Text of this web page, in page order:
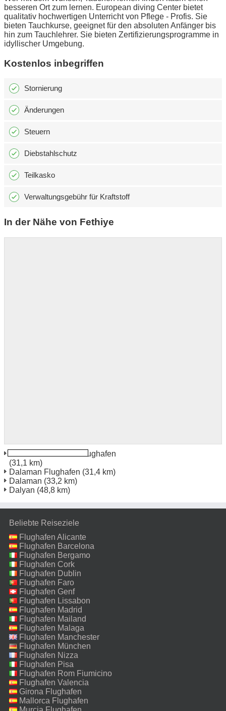
besseren Ort zum lernen. European diving Center bietet
qualitativ hochwertigen Unterricht von Pflege - Profis. Sie
bieten Tauchkurse, geeignet für den absoluten Anfänger bis
hin zum Tauchlehrer. Sie bieten Zertifizierungsprogramme in
idyllischer Umgebung.
Kostenlos inbegriffen
Stornierung
Änderungen
Steuern
Diebstahlschutz
Teilkasko
Verwaltungsgebühr für Kraftstoff
In der Nähe von Fethiye
Dalaman Domestic Flughafen
(31,1 km)
Dalaman Flughafen (31,4 km)
Dalaman (33,2 km)
Dalyan (48,8 km)
Beliebte Reiseziele
Flughafen Alicante
Flughafen Barcelona
Flughafen Bergamo
Flughafen Cork
Flughafen Dublin
Flughafen Faro
Flughafen Genf
Flughafen Lissabon
Flughafen Madrid
Flughafen Mailand
Malpensa
Flughafen Malaga
Flughafen Manchester
Flughafen München
Flughafen Nizza
Flughafen Pisa
Flughafen Rom Fiumicino
Flughafen Valencia
Girona Flughafen
Mallorca Flughafen